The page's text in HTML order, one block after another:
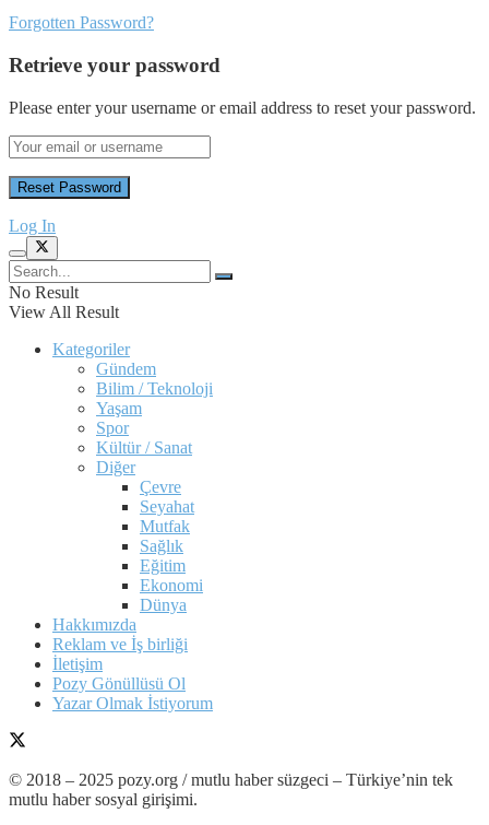
Forgotten Password?
Retrieve your password
Please enter your username or email address to reset your password.
Log In
No Result
View All Result
Kategoriler
Gündem
Bilim / Teknoloji
Yaşam
Spor
Kültür / Sanat
Diğer
Çevre
Seyahat
Mutfak
Sağlık
Eğitim
Ekonomi
Dünya
Hakkımızda
Reklam ve İş birliği
İletişim
Pozy Gönüllüsü Ol
Yazar Olmak İstiyorum
© 2018 – 2025 pozy.org / mutlu haber süzgeci – Türkiye’nin tek
mutlu haber sosyal girişimi.